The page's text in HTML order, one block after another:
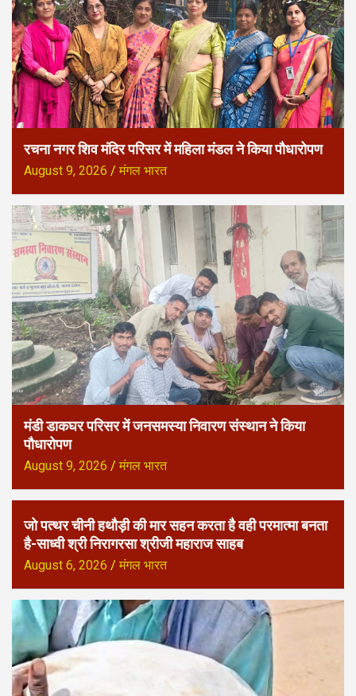
रचना नगर शिव मंदिर परिसर में महिला मंडल ने किया पौधारोपण
August 9, 2026 मंगल भारत
मंडी डाकघर परिसर में जनसमस्या निवारण संस्थान ने किया
पौधारोपण
August 9, 2026 मंगल भारत
जो पत्थर चीनी हथौड़ी की मार सहन करता है वही परमात्मा बनता
है-साध्वी श्री निरागरसा श्रीजी महाराज साहब
August 6, 2026 मंगल भारत